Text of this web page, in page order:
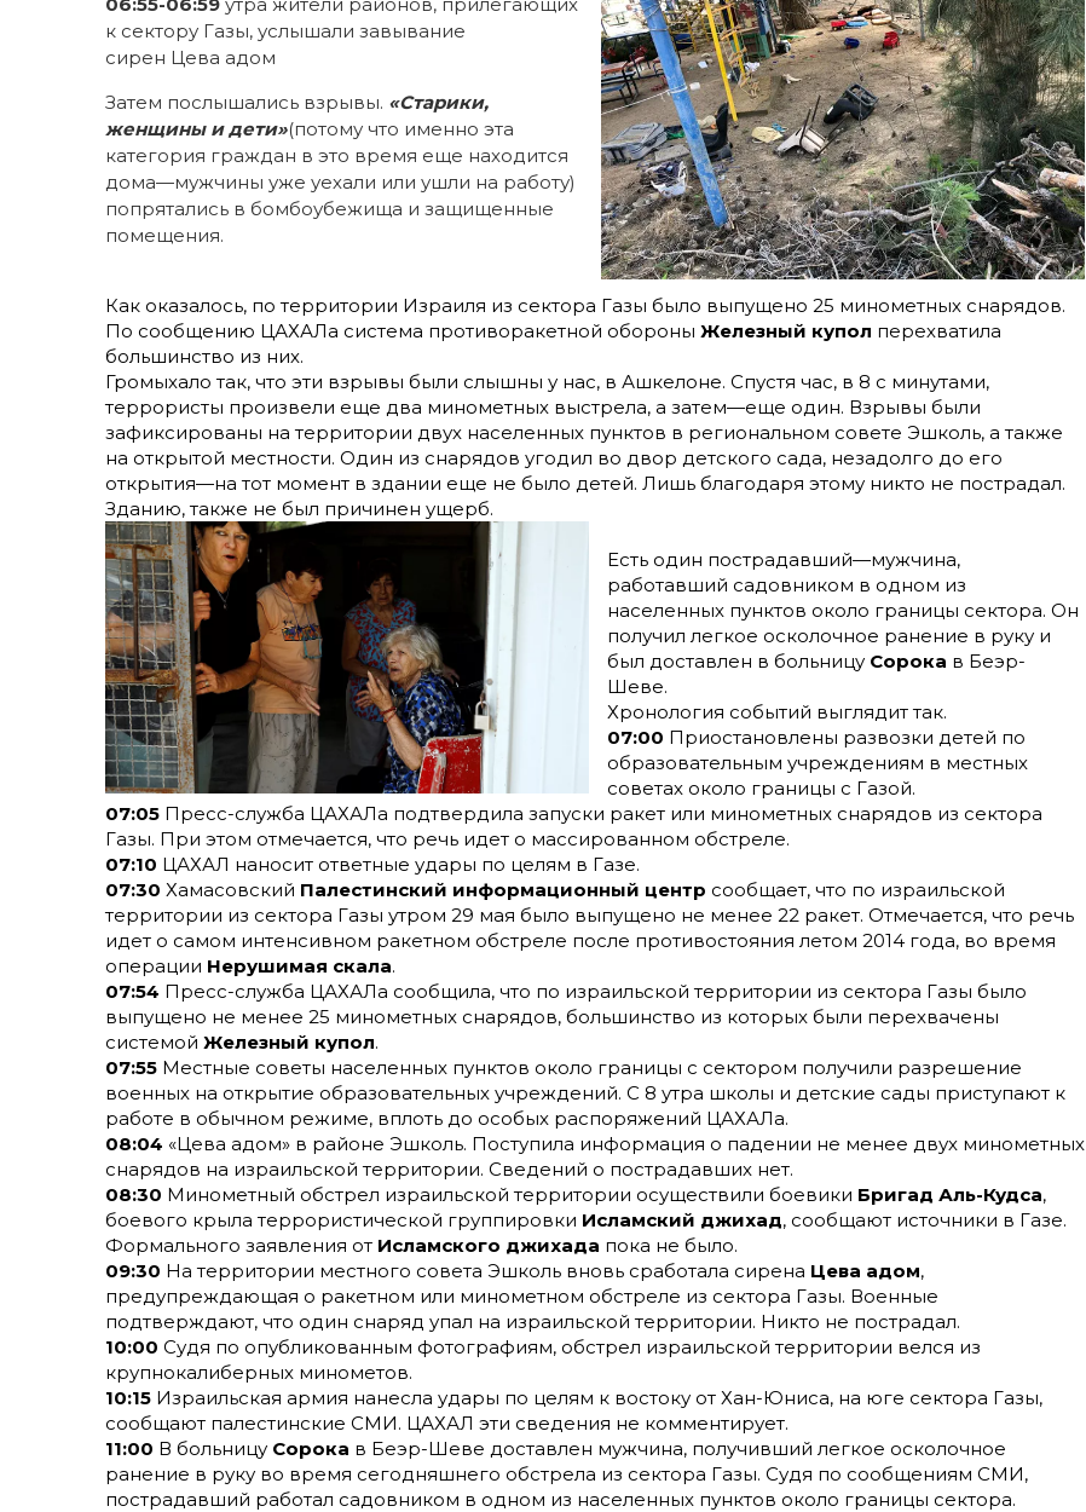
к сектору Газы, услышали завывание
сирен Цева адом
Затем послышались взрывы. «Старики,
женщины и дети»(потому что именно эта
категория граждан в это время еще находится
дома—мужчины уже уехали или ушли на работу)
попрятались в бомбоубежища и защищенные
помещения.
Как оказалось, по территории Израиля из сектора Газы было выпущено 25 минометных снарядов.
По сообщению ЦАХАЛа система противоракетной обороны Железный купол перехватила
большинство из них.
Громыхало так, что эти взрывы были слышны у нас, в Ашкелоне. Спустя час, в 8 с минутами,
террористы произвели еще два минометных выстрела, а затем—еще один. Взрывы были
зафиксированы на территории двух населенных пунктов в региональном совете Эшколь, а также
на открытой местности. Один из снарядов угодил во двор детского сада, незадолго до его
открытия—на тот момент в здании еще не было детей. Лишь благодаря этому никто не пострадал.
Зданию, также не был причинен ущерб.
Есть один пострадавший—мужчина,
работавший садовником в одном из
населенных пунктов около границы сектора. Он
получил легкое осколочное ранение в руку и
был доставлен в больницу Сорока в Беэр-
Шеве.
Хронология событий выглядит так.
07:00 Приостановлены развозки детей по
образовательным учреждениям в местных
советах около границы с Газой.
07:05 Пресс-служба ЦАХАЛа подтвердила запуски ракет или минометных снарядов из сектора
Газы. При этом отмечается, что речь идет о массированном обстреле.
07:10 ЦАХАЛ наносит ответные удары по целям в Газе.
07:30 Хамасовский Палестинский информационный центр сообщает, что по израильской
территории из сектора Газы утром 29 мая было выпущено не менее 22 ракет. Отмечается, что речь
идет о самом интенсивном ракетном обстреле после противостояния летом 2014 года, во время
операции Нерушимая скала.
07:54 Пресс-служба ЦАХАЛа сообщила, что по израильской территории из сектора Газы было
выпущено не менее 25 минометных снарядов, большинство из которых были перехвачены
системой Железный купол.
07:55 Местные советы населенных пунктов около границы с сектором получили разрешение
военных на открытие образовательных учреждений. С 8 утра школы и детские сады приступают к
работе в обычном режиме, вплоть до особых распоряжений ЦАХАЛа.
08:04 «Цева адом» в районе Эшколь. Поступила информация о падении не менее двух минометных
снарядов на израильской территории. Сведений о пострадавших нет.
08:30 Минометный обстрел израильской территории осуществили боевики Бригад Аль-Кудса,
боевого крыла террористической группировки Исламский джихад, сообщают источники в Газе.
Формального заявления от Исламского джихада пока не было.
09:30 На территории местного совета Эшколь вновь сработала сирена Цева адом,
предупреждающая о ракетном или минометном обстреле из сектора Газы. Военные
подтверждают, что один снаряд упал на израильской территории. Никто не пострадал.
10:00 Судя по опубликованным фотографиям, обстрел израильской территории велся из
крупнокалиберных минометов.
10:15 Израильская армия нанесла удары по целям к востоку от Хан-Юниса, на юге сектора Газы,
сообщают палестинские СМИ. ЦАХАЛ эти сведения не комментирует.
11:00 В больницу Сорока в Беэр-Шеве доставлен мужчина, получивший легкое осколочное
ранение в руку во время сегодняшнего обстрела из сектора Газы. Судя по сообщениям СМИ,
пострадавший работал садовником в одном из населенных пунктов около границы сектора.